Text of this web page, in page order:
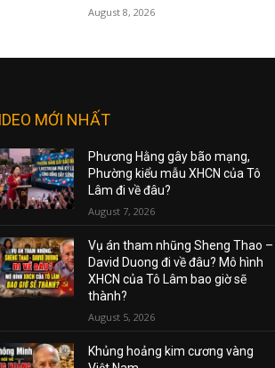
August 8, 2026
MỚI NHẤT
Phương Hằng gây bão mạng,
Phường kiểu mẫu XHCN của Tô
Lâm đi về đâu?
August 7, 2026
Vụ án tham nhũng Sheng Thao –
David Duong đi về đâu? Mô hình
XHCN của Tô Lâm bao giờ sẽ
thành?
August 5, 2026
Khủng hoảng kim cương vàng